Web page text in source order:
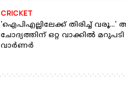
CRICKET
'ഐപിഎല്ലിലേക്ക് തിരിച്ച് വരൂ...'
ചോദ്യത്തിന് ഒറ്റ വാക്കില്‍
വാർണർ